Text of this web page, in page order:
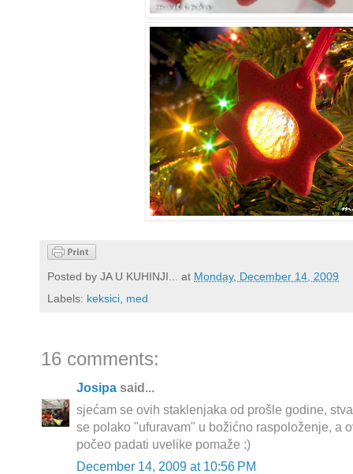
Posted by JA U KUHINJI... at Monday, December 14, 2009
Labels: keksici med
16 comments:
Josipa said...
sjećam se ovih staklenjaka od prošle godine,
se polako "ufuravam" u božićno raspoloženje, a
počeo padati uvelike pomaže :)
December 14, 2009 at 10:56 PM